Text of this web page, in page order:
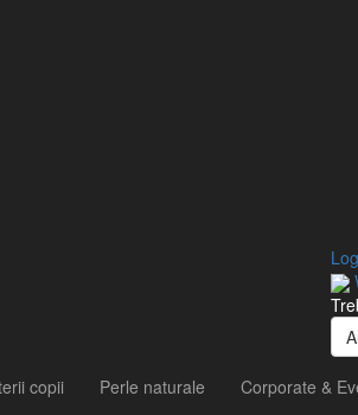
copii Perle naturale Corporate &